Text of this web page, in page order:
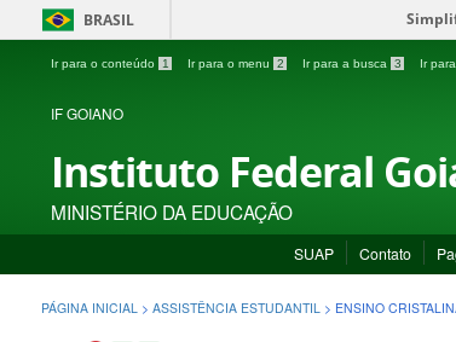
BRASIL
Ir para o conteúdo 1 Ir para o menu 2 Ir para a busca 3 Ir
IF GOIANO
Instituto Federal
MINISTÉRIO DA EDUCAÇÃO
SUAP Contato
PÁGINA INICIAL > ASSISTÊNCIA ESTUDANTIL > ENSINO